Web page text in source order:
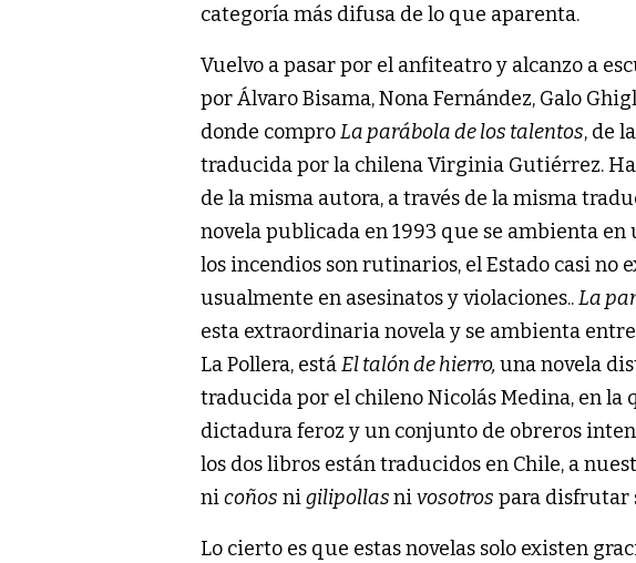
categoría más difusa de lo que aparenta.
Vuelvo a pasar por el anfiteatro y alcanzo a
por Álvaro Bisama, Nona Fernández, Galo
donde comproLa parábola de los talentos, de
traducida por la chilena Virginia Gutiérrez.
de la misma autora, a través de la misma
novela publicada en 1993 que se ambienta
los incendios son rutinarios, el Estado casi no
usualmente en asesinatos y violaciones..La
esta extraordinaria novela y se ambienta
La Pollera, estáEl talón de hierro, una novela
traducida por el chileno Nicolás Medina, en
dictadura feroz y un conjunto de obreros
los dos libros están traducidos en Chile, a
nicoños nigilipollasnivosotros para disfrutar
Lo cierto es que estas novelas solo existen